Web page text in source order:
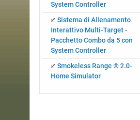
System Controller
Sistema di Allenamento
Interattivo Multi-Target -
Pacchetto Combo da 5 con
System Controller
Smokeless Range ® 2.0-
Home Simulator